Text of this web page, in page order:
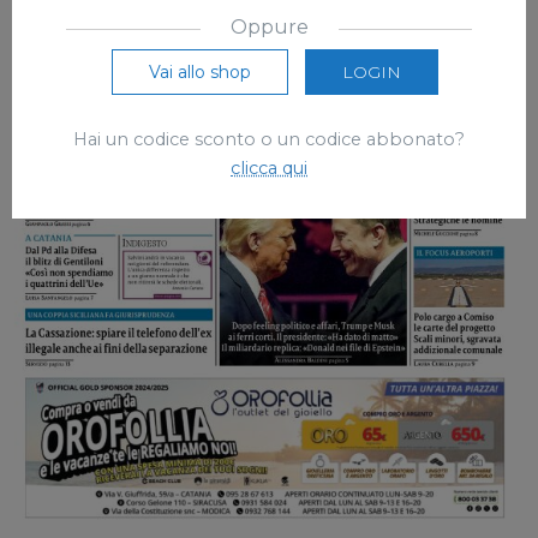
Oppure
Vai allo shop LOGIN
Hai un codice sconto o un codice abbonato?
clicca qui